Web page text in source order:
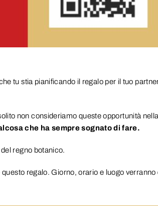
tu stia pianificando il regalo per il tuo
non consideriamo queste opportunità
che ha sempre sognato di fare.
regno botanico.
regalo. Giorno, orario e luogo